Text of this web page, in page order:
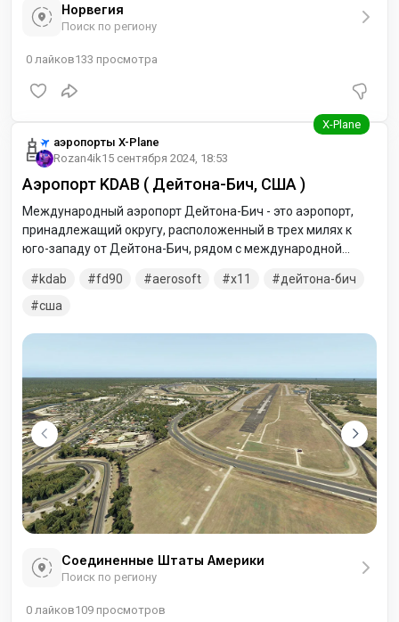
Норвегия
Поиск по региону
0 лайков133 просмотра
аэропорты X-Plane
Rozan4ik15 сентября 2024, 18:53
Аэропорт KDAB ( Дейтона-Бич, США )
Международный аэропорт Дейтона-Бич - это аэропорт,
принадлежащий округу, расположенный в трех милях к
юго-западу от Дейтона-Бич, рядом с международной
Флорида, США.
kdab fd90 aerosoft x11
дейтона-бич
сша
Соединенные Штаты Америки
Поиск по региону
0 лайков109 просмотров